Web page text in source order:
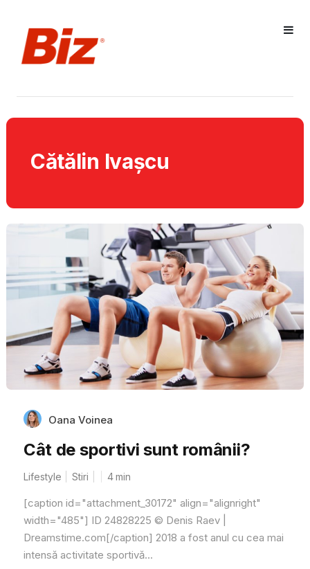
Cătălin Ivașcu
Oana Voinea
Cât de sportivi sunt românii?
Lifestyle Stiri 4min
[caption id="attachment_30172" align="alignright"
width="485"] ID 24828225 © Denis Raev |
Dreamstime.com[/caption] 2018 a fost anul cu cea mai
intensă activitate sportivă...